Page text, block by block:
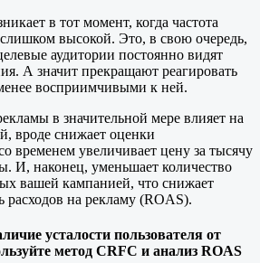
в тот момент, когда частота
высокой. Это, в свою очередь,
аудитории постоянно видят
А значит прекращают реагировать
восприимчивыми к ней.
в значительной мере влияет на
вроде снижает оценки
временем увеличивает цену за тысячу
И, наконец, уменьшает количество
вашей кампанией, что снижает
расходов на рекламу (ROAS).
усталости пользователя от
метод CRFC и анализ ROAS